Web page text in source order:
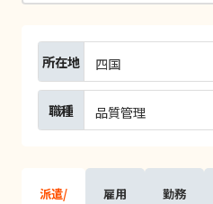
所在地 四国
職種 品質管理
派遣/
雇用
勤務